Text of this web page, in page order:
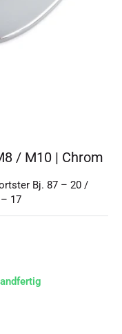
/ M10 | Chrom
Bj. 87 – 20 /
17